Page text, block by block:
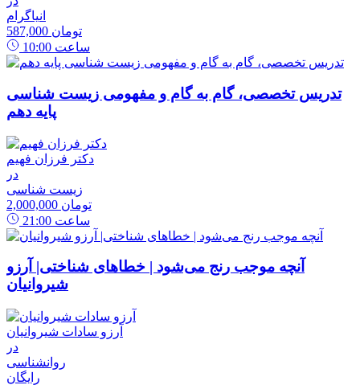
انیاگرام
587,000 تومان
10:00 ساعت
تدریس تخصصی، گام به گام و مفهومی زیست شناسی
پایه دهم
دکتر فرزان فهیم
در
زیست شناسی
2,000,000 تومان
21:00 ساعت
آنچه موجب رنج می‌شود | خطاهای شناختی| آرزو
شیروانیان
آرزو سادات شیروانیان
در
روانشناسی
رایگان